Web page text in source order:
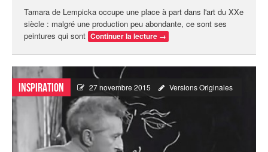
Tamara de Lempicka occupe une place à part dans l'art du XXe
siècle : malgré une production peu abondante, ce sont ses
peintures qui sont Continuer la lecture →
Inspiration 27 novembre 2015 Versions Originales